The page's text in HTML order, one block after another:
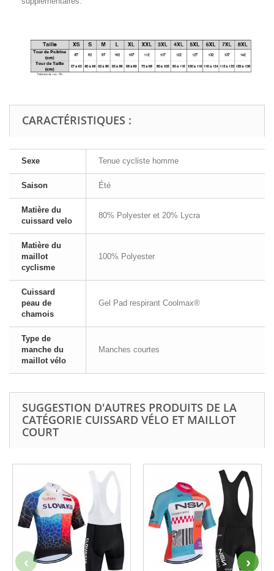
CARACTÉRISTIQUES :
Sexe Tenue cycliste homme
Saison Été
Matière du
cuissard velo
80% Polyester et 20% Lycra
Matière du
maillot
cyclisme
100% Polyester
Cuissard
peau de
chamois
Gel Pad respirant Coolmax®
Type de
manche du
maillot vélo
Manches courtes
SUGGESTION D'AUTRES PRODUITS DE LA
CATÉGORIE CUISSARD VÉLO ET MAILLOT
COURT